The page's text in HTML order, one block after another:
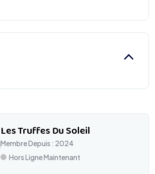
Les Truffes Du Soleil
Membre Depuis : 2024
Hors Ligne Maintenant